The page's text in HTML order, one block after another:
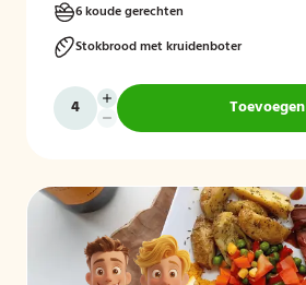
6 koude gerechten
Stokbrood met kruidenboter
Toevoegen